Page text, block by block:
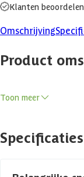
Klanten
Omschrijving
Product
ruimte om in te
Toon meer
Specificaties